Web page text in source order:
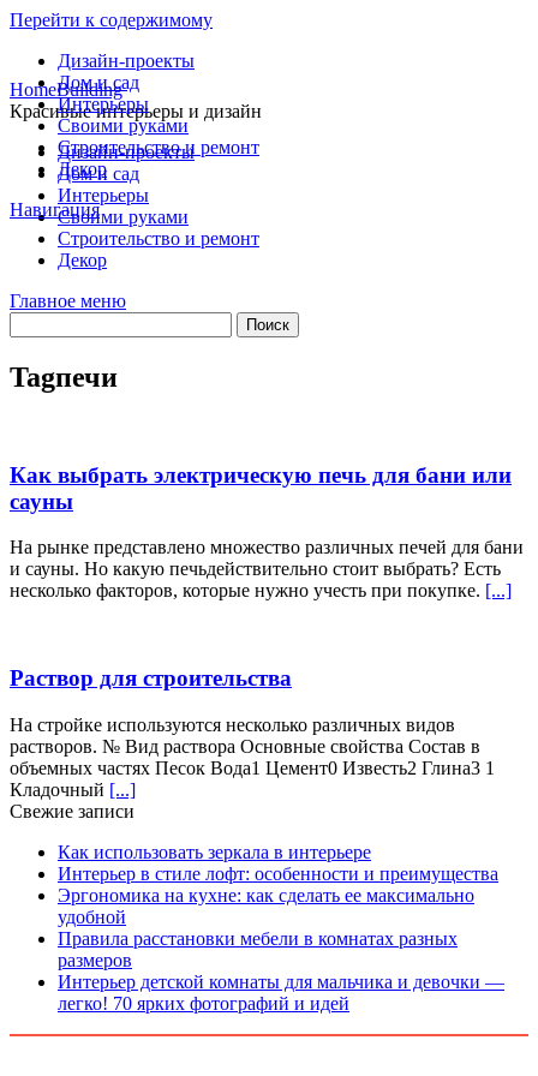
Перейти к содержимому
Дизайн-проекты
Дом и сад
Интерьеры
Своими руками
Строительство и ремонт
Декор
Навигация
HomeBuilding
Красивые интерьеры и дизайн
Дизайн-проекты
Дом и сад
Интерьеры
Своими руками
Строительство и ремонт
Декор
Главное меню
Tagпечи
Как выбрать электрическую печь для бани или
сауны
На рынке представлено множество различных печей для бани
и сауны. Но какую печьдействительно стоит выбрать? Есть
несколько факторов, которые нужно учесть при покупке. [...]
Раствор для строительства
На стройке используются несколько различных видов
растворов. № Вид раствора Основные свойства Состав в
объемных частях Песок Вода1 Цемент0 Известь2 Глина3 1
Кладочный [...]
Свежие записи
Как использовать зеркала в интерьере
Интерьер в стиле лофт: особенности и преимущества
Эргономика на кухне: как сделать ее максимально
удобной
Правила расстановки мебели в комнатах разных
размеров
Интерьер детской комнаты для мальчика и девочки —
легко! 70 ярких фотографий и идей